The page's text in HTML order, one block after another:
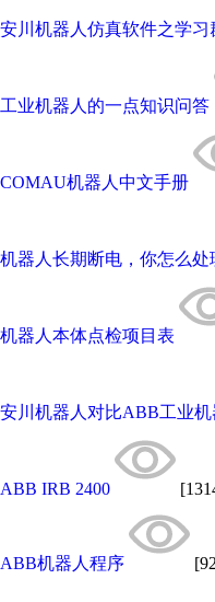
安川机器人仿真软件之学习
工业机器人的一点知识问答
COMAU机器人中文手册
机器人长期断电，你怎么处
机器人本体点检项目表
安川机器人对比ABB工业机
ABB IRB 2400
ABB机器人程序